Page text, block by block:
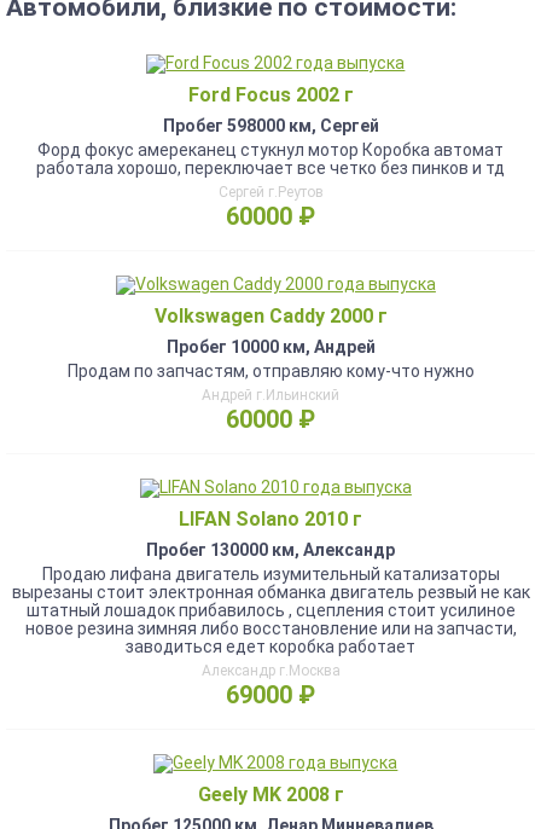
Автомобили, близкие по стоимости:
Ford Focus 2002 г
Пробег 598000 км, Сергей
Форд фокус амереканец стукнул мотор Коробка автомат
работала хорошо, переключает все четко без пинков и тд
Сергей г.Реутов
60000 ₽
Volkswagen Caddy 2000 г
Пробег 10000 км, Андрей
Продам по запчастям, отправляю кому-что нужно
Андрей г.Ильинский
60000 ₽
LIFAN Solano 2010 г
Пробег 130000 км, Александр
Продаю лифана двигатель изумительный катализаторы
вырезаны стоит электронная обманка двигатель резвый не как
штатный лошадок прибавилось , сцепления стоит усилиное
новое резина зимняя либо восстановление или на запчасти,
заводиться едет коробка работает
Александр г.Москва
69000 ₽
Geely MK 2008 г